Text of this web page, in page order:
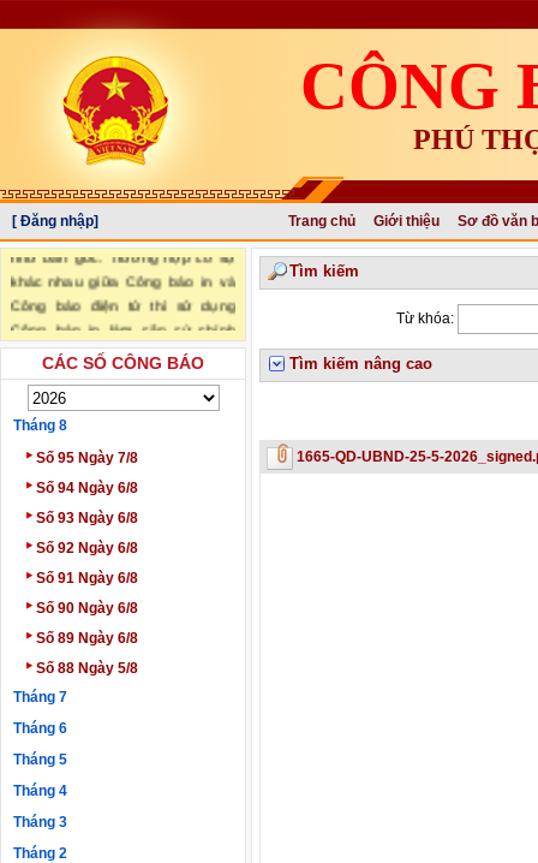
CÔNG
PHÚ
[ Đăng nhập] Trang chủ Giới thiệu Sơ đồ văn
"Văn bản đăng trên Công báo là
văn bản chính thức và có giá trị
như bản gốc. Trường hợp có sự
khác nhau giữa Công báo in và
Công báo điện tử thì sử dụng
Công báo in làm căn cứ chính
thức." (trích Nghị định số
34/2016/NĐ-CP ngày 14/05/2016
của Chính phủ)
CÁC SỐ CÔNG BÁO
Tháng 8
‣ Số 95 Ngày 7/8
‣ Số 94 Ngày 6/8
‣ Số 93 Ngày 6/8
‣ Số 92 Ngày 6/8
‣ Số 91 Ngày 6/8
‣ Số 90 Ngày 6/8
‣ Số 89 Ngày 6/8
‣ Số 88 Ngày 5/8
Tháng 7
Tháng 6
Tháng 5
Tháng 4
Tháng 3
Tháng 2
Tìm kiếm
Từ khóa:
Tìm kiếm nâng cao
1665-QD-UBND-25-5-